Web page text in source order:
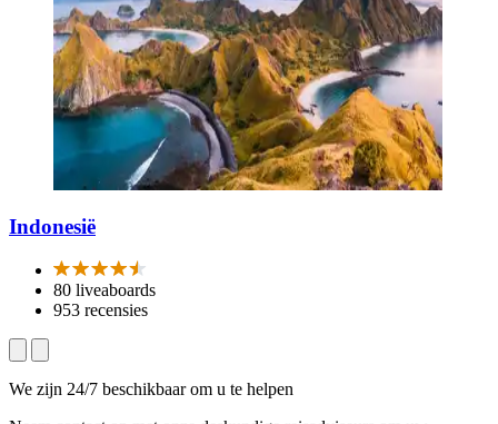
Indonesië
80 liveaboards
953 recensies
We zijn 24/7 beschikbaar om u te helpen